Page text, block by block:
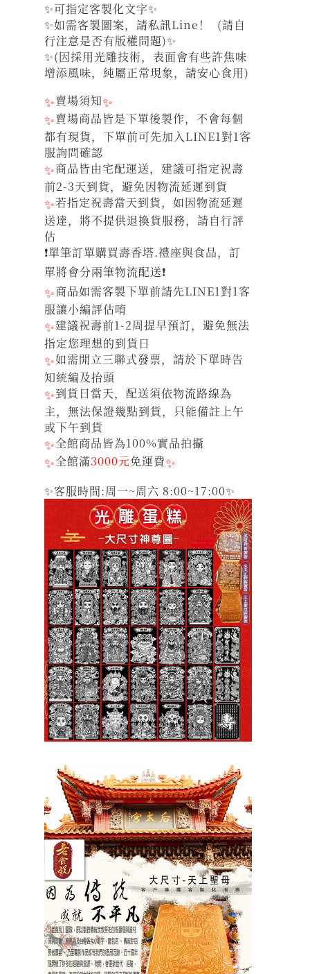
✨可指定客製化文字✨
✨如需客製圖案，請私訊Line！ (請自
行注意是否有版權問題)✨
✨(因採用光雕技術，表面會有些許焦味
增添風味，純屬正常現象，請安心食用)
✨賣場須知✨
✨賣場商品皆是下單後製作，不會每個
都有現貨，下單前可先加入LINE1對1客
服詢問確認
✨商品皆由宅配運送，建議可指定祝壽
前2-3天到貨，避免因物流延遲到貨
✨若指定祝壽當天到貨，如因物流延遲
送達，將不提供退換貨服務，請自行評
估
❗單筆訂單購買壽香塔.禮座與食品，訂
單將會分兩筆物流配送❗
✨商品如需客製下單前請先LINE1對1客
服讓小編評估唷
✨建議祝壽前1-2周提早預訂，避免無法
指定您理想的到貨日
✨如需開立三聯式發票，請於下單時告
知統編及抬頭
✨到貨日當天，配送須依物流路線為
主，無法保證幾點到貨，只能備註上午
或下午到貨
✨全館商品皆為100%實品拍攝
✨全館滿3000元免運費✨
✨客服時間:周一~周六 8:00~17:00✨